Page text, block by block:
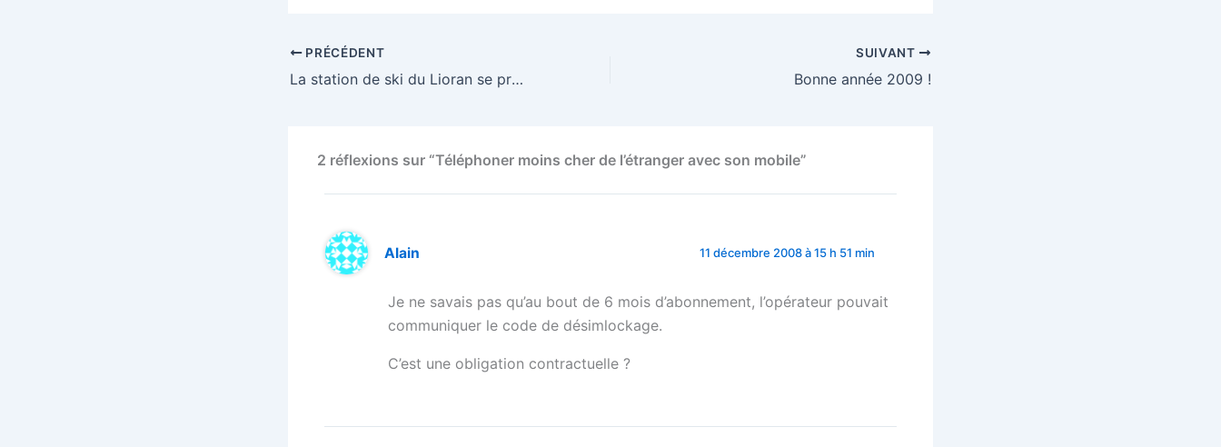
PRÉCÉDENT
La station de ski du Lioran se prépare !
SUIVANT
Bonne année 2009 !
2 réflexions sur “Téléphoner moins cher de l’étranger avec son mobile”
Alain 11 décembre 2008 à 15 h 51 min
Je ne savais pas qu’au bout de 6 mois d’abonnement, l’opérateur pouvait
communiquer le code de désimlockage.
C’est une obligation contractuelle ?